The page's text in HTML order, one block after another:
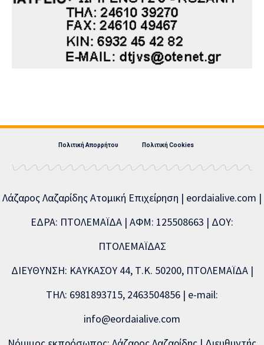
Πολιτική Απορρήτου Πολιτική Cookies
Λάζαρος Λαζαρίδης Ατομική Επιχείρηση | eordaialive.com |
ΕΔΡΑ: ΠΤΟΛΕΜΑΪΔΑ | ΑΦΜ: 125508663 | ΔΟΥ:
ΠΤΟΛΕΜΑΪΔΑΣ
ΔΙΕΥΘΥΝΣΗ: ΚΑΥΚΑΣΟΥ 44, Τ.Κ. 50200, ΠΤΟΛΕΜΑΪΔΑ |
ΤΗΛ: 6981893715, 2463504856 | e-mail:
info@eordaialive.com